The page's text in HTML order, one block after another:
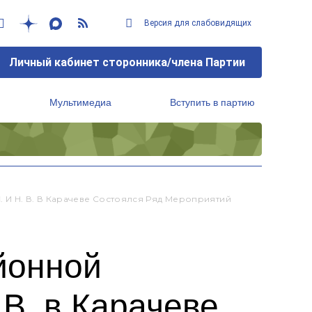
Версия для слабовидящих
Личный кабинет сторонника/члена Партии
Мультимедиа Вступить в партию
Н. В. В Карачеве Состоялся Ряд Мероприятий